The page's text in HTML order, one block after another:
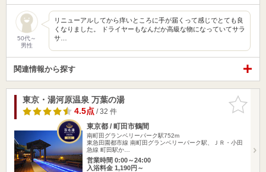
50代～
男性
リニューアルしてから痒いところに手が届くって感じでとても良
くなりました。 ドライヤーもなんだか高級な物になっていてサラ
サ…
関連情報から探す
お気に入
りに追加
東京・湯河原温泉 万葉の湯
4.5点/ 32 件
東京都 / 町田市鶴間
南町田グランベリーパーク駅752m
東急田園都市線 南町田グランベリーパーク駅、ＪＲ・小田
急線 町田駅か…
営業時間 0:00～24:00
入浴料金 1,190円～